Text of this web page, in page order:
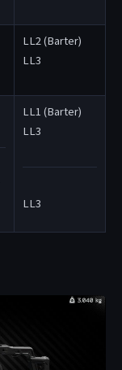
LL2 (Barter)
LL3
LL1 (Barter)
LL3
LL3